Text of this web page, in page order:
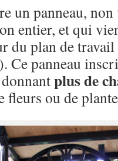
un panneau,
entier, et qui
du plan de
Ce panneau
plus de
fleurs ou de